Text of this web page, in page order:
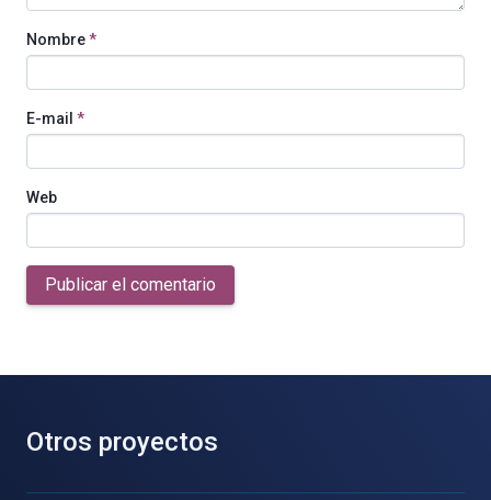
Nombre*
E-mail *
Web
Publicar el comentario
Otros proyectos